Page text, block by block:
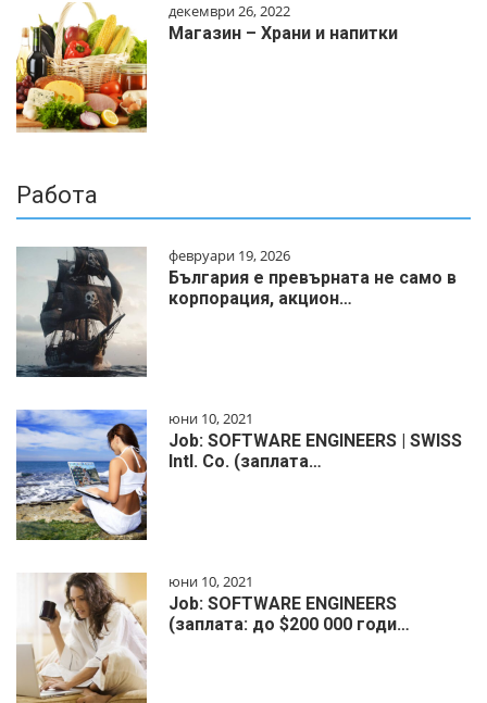
декември 26, 2022
Магазин – Храни и напитки
Работа
февруари 19, 2026
България е превърната не само в
корпорация, акцион…
юни 10, 2021
Job: SOFTWARE ENGINEERS | SWISS
Intl. Co. (заплата…
юни 10, 2021
Job: SOFTWARE ENGINEERS
(заплата: до $200 000 годи…